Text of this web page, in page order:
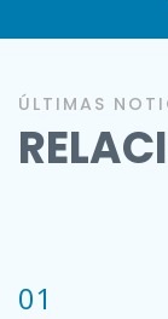
ÚLTIMAS
01